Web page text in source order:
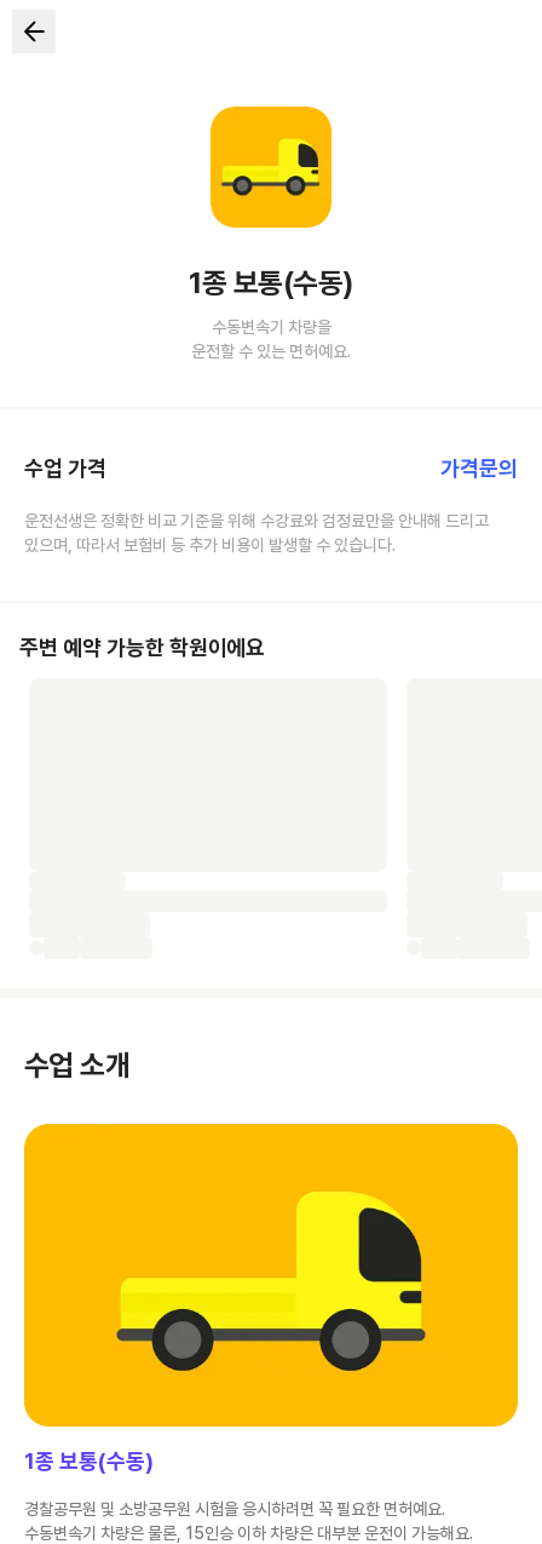
1종 보통(수동)
수동변속기 차량을
운전할 수 있는 면허예요.
수업 가격 가격문의
운전선생은 정확한 비교 기준을 위해 수강료와 검정료만을 안내해 드리고
있으며, 따라서 보험비 등 추가 비용이 발생할 수 있습니다.
주변 예약 가능한 학원이에요
수업 소개
1종 보통(수동)
경찰공무원 및 소방공무원 시험을 응시하려면 꼭 필요한 면허예요.
수동변속기 차량은 물론, 15인승 이하 차량은 대부분 운전이 가능해요.